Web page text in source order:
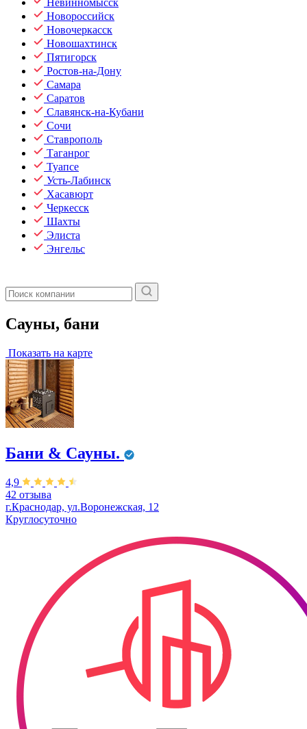
Невинномысск
Новороссийск
Новочеркасск
Новошахтинск
Пятигорск
Ростов-на-Дону
Самара
Саратов
Славянск-на-Кубани
Сочи
Ставрополь
Таганрог
Туапсе
Усть-Лабинск
Хасавюрт
Черкесск
Шахты
Элиста
Энгельс
Сауны, бани
Показать на карте
Бани & Сауны.
4,9
42 отзыва
г.Краснодар, ул.Воронежская, 12
Круглосуточно